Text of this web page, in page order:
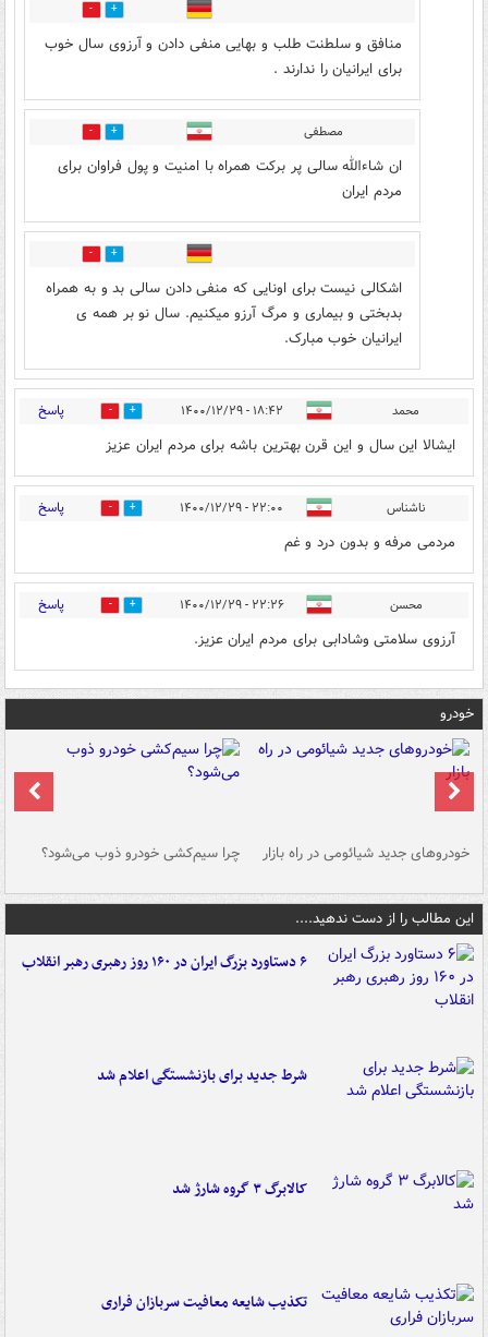
24
منافق و سلطنت طلب و بهایی منفی دادن و آرزوی سال خوب
برای ایرانیان را ندارند .
مصطفی 0
ان شاءالله سالی پر برکت همراه با امنیت و پول فراوان برای
مردم ایران
0
اشکالی نیست برای اونایی که منفی دادن سالی بد و به همراه
بدبختی و بیماری و مرگ آرزو میکنیم. سال نو بر همه ی
ایرانیان خوب مبارک.
محمد ۱۸:۴۲ - ۱۴۰۰/۱۲/۲۹ 0 پاسخ
ایشالا این سال و این قرن بهترین باشه برای مردم ایران عزیز
ناشناس ۲۲:۰۰ - ۱۴۰۰/۱۲/۲۹ 0 پاسخ
مردمی مرفه و بدون درد و غم
محسن ۲۲:۲۶ - ۱۴۰۰/۱۲/۲۹ 0 پاسخ
آرزوی سلامتی وشادابی برای مردم ایران عزیز.
خودرو
خودروهای جدید شیائومی در راه بازار چرا سیم‌کشی خودرو ذوب می‌شود؟
این مطالب را از دست ندهید....
۶ دستاورد بزرگ ایران در ۱۶۰ روز رهبری رهبر انقلاب
شرط جدید برای بازنشستگی اعلام شد
کالابرگ ۳ گروه شارژ شد
تکذیب شایعه معافیت سربازان فراری